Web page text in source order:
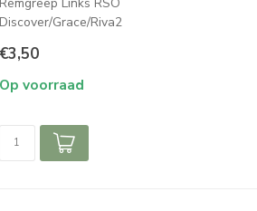
Discover/Grace/Riva2
€3,50
Op voorraad